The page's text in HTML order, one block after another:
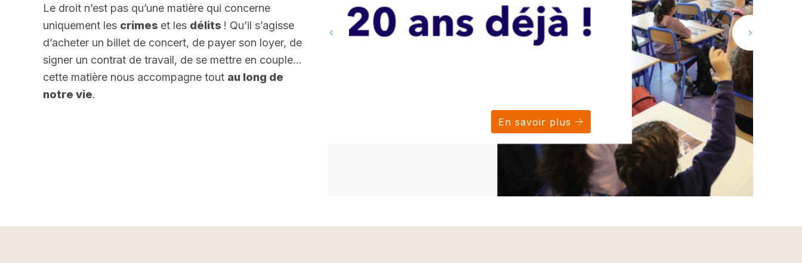
Le droit n’est pas qu’une matière qui concerne
uniquement les crimes et les délits ! Qu’il s’agisse
d’acheter un billet de concert, de payer son loyer, de
signer un contrat de travail, de se mettre en couple…
cette matière nous accompagne tout au long de
notre vie.
En savoir plus